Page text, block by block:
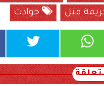
قتل حوادث